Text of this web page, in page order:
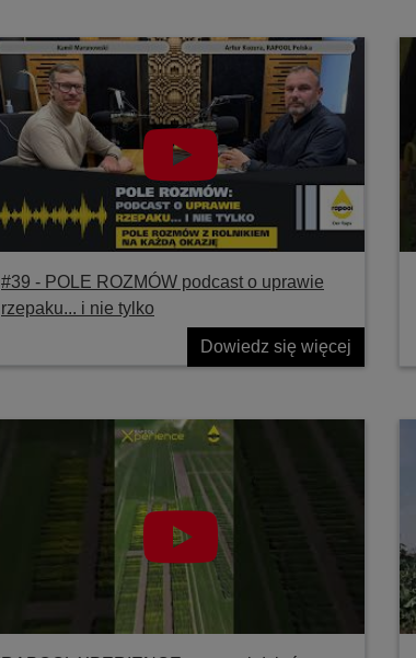
#39 ‐ POLE ROZMÓW podcast o uprawie
rzepaku... i nie tylko
Dowiedz się więcej